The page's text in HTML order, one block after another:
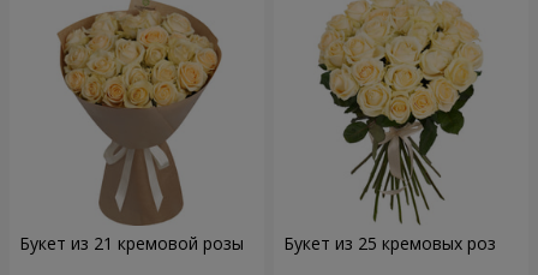
Букет из 21 кремовой розы Букет из 25 кремовых роз